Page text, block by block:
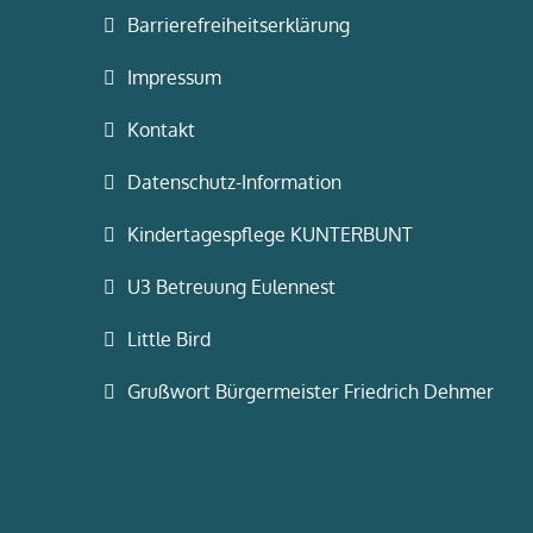
Barrierefreiheitserklärung
Impressum
Kontakt
Datenschutz-Information
Kindertagespflege KUNTERBUNT
U3 Betreuung Eulennest
Little Bird
Grußwort Bürgermeister Friedrich Dehmer